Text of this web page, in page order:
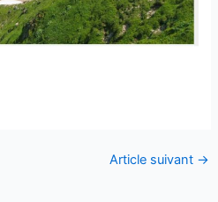
Article suivant →